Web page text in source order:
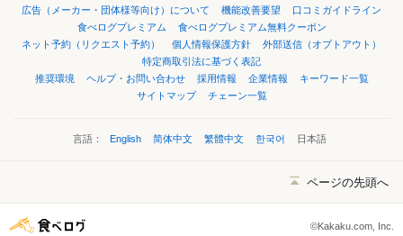
広告（メーカー・団体様等向け）について
機能改善要望
口コミガイドライン
食べログプレミアム
食べログプレミアム無料クーポン
ネット予約（リクエスト予約）
個人情報保護方針
外部送信（オプトアウト）
特定商取引法に基づく表記
推奨環境
ヘルプ・お問い合わせ 採用情報 企業情報
キーワード一覧
サイトマップ
チェーン一覧
言語： English 简体中文 繁體中文 한국어 日本語
ページの先頭へ
©Kakaku.com, Inc.